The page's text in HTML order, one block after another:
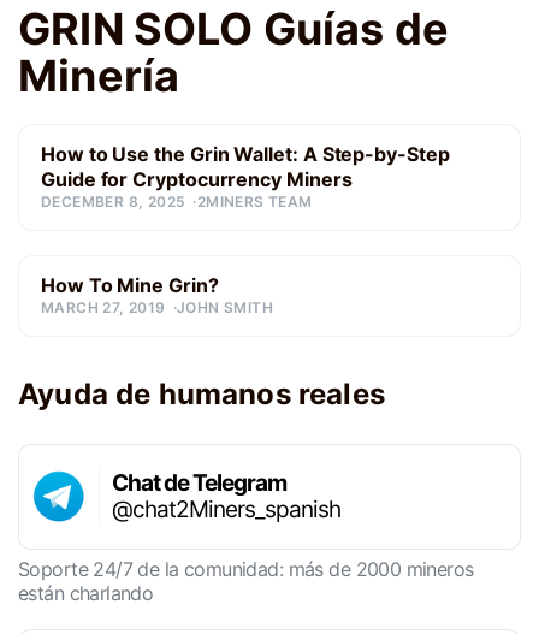
GRIN SOLO Guías de
Minería
How to Use the Grin Wallet: A Step-by-Step
Guide for Cryptocurrency Miners
DECEMBER 8, 2025 2MINERS TEAM
How To Mine Grin?
MARCH 27, 2019 JOHN SMITH
Ayuda de humanos reales
Chat de Telegram
@chat2Miners_spanish
Soporte 24/7 de la comunidad: más de 2000 mineros
están charlando